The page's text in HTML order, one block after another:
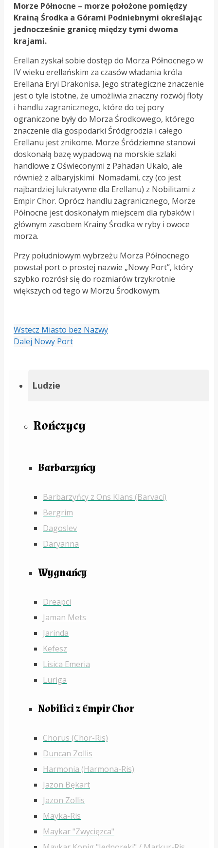
Ludzie
Rończycy
Barbarzyńcy
Barbarzyńcy z Ons Klans (Barvaci)
Bergrim
Dagoslev
Daryanna
Wygnańcy
Dreapci
Jaman Mets
Jarinda
Kefesz
Lisica Emeria
Luriga
Nobilici z Empir Chor
Chorus (Chor-Ris)
Duncan Zollis
Harmonia (Harmona-Ris)
Jazon Bękart
Jazon Zollis
Mayka-Ris
Maykar "Zwycięzca"
Morze Północne – morze położone pomiędzy
Krainą Środka a Górami Podniebnymi określając
jednocześnie granicę między tymi dwoma
krajami.
Erellan zyskał sobie dostęp do Morza Północnego w
IV wieku erellańskim za czasów władania króla
Erellana Eryi Drakonisa. Jego strategiczne znaczenie
jest o tyle istotne, że umożliwia znaczny rozwój floty
i handlu zagranicznego, które do tej pory
ograniczone były do Morza Środkowego, którego
znaczenie dla gospodarki Śródgrodzia i całego
Erellanu jest znikome. Morze Śródziemne stanowi
doskonałą bazę wypadową na morskie szlaki
handlowe z Oświeconymi z Pahadan Ukalo, ale
również z albaryjskimi Nomadami, czy (co jest
najbardziej lukratywne dla Erellanu) z Nobilitami z
Empir Chor. Oprócz handlu zagranicznego, Morze
Północne jest doskonałym miejscem dla rybaków i
głównym zasobem Krainy Środka w ryby i owoce
morza.
Przy południowym wybrzeżu Morza Północnego
powstał port o prostej nazwie „Nowy Port”, który
szybko rozrósł się do rozmiarów trzykrotnie
większych od tego w Morzu Środkowym.
Wstecz Miasto bez Nazwy
Dalej Nowy Port